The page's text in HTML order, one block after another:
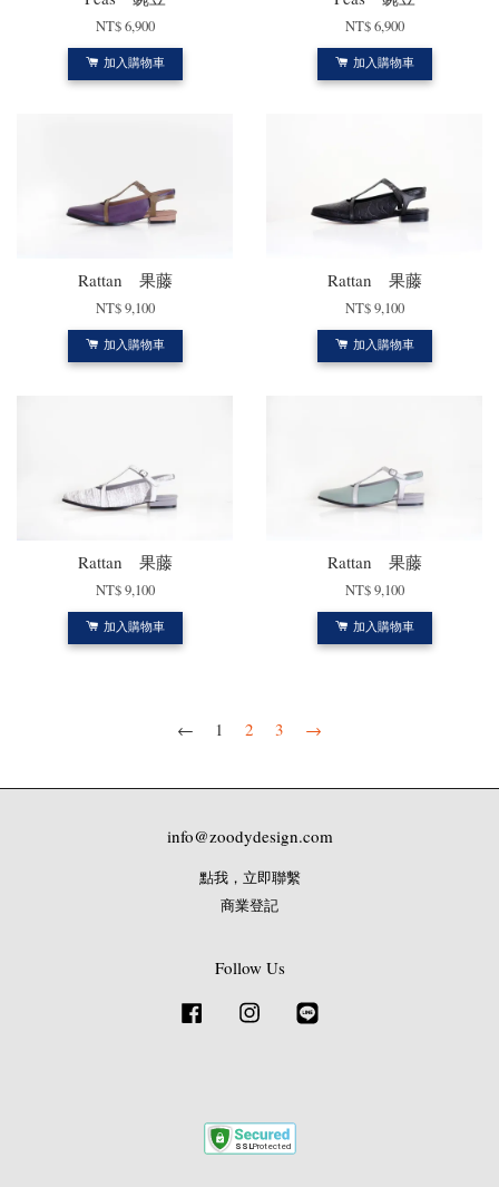
NT$ 6,900
加入購物車
NT$ 6,900
加入購物車
Rattan 果藤
NT$ 9,100
加入購物車
Rattan 果藤
NT$ 9,100
加入購物車
Rattan 果藤
NT$ 9,100
加入購物車
Rattan 果藤
NT$ 9,100
加入購物車
← 1 2 3 →
info@zoodydesign.com
點我，立即聯繫
商業登記
Follow Us
Facebook Instagram